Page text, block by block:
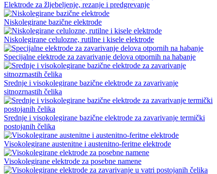
Elektrode za žljebeljenje, rezanje i predgrevanje
Niskolegirane bazične elektrode
Niskolegirane celulozne, rutilne i kisele elektrode
Specijalne elektrode za zavarivanje delova otpornih na habanje
Srednje i visokolegirane bazične elektrode za zavarivanje
sitnozrnastih čelika
Srednje i visokolegirane bazične elektrode za zavarivanje termički
postojanih čelika
Visokolegirane austenitne i austenitno-feritne elektrode
Visokolegirane elektrode za posebne namene